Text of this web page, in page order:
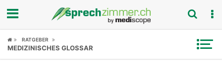
FokusRATGEBER
MEDIZINISCHES GLOSSAR